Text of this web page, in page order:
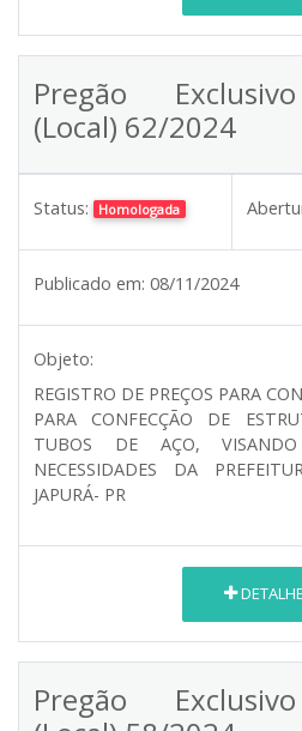
Pregão
(Local) 62/2024
Status: Homologada
Publicado em: 08/11/2024
Objeto:
REGISTRO DE PREÇOS PARA
PARA CONFECÇÃO DE
TUBOS DE AÇO,
NECESSIDADES DA
JAPURÁ- PR
Pregão